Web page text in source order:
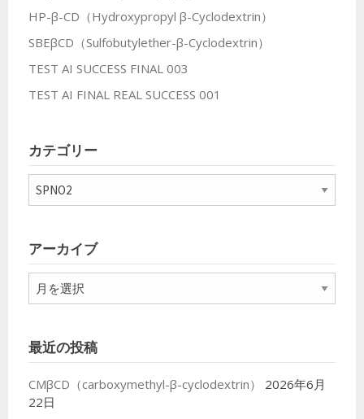
HP-β-CD（Hydroxypropyl β-Cyclodextrin）
SBEβCD（Sulfobutylether-β-Cyclodextrin）
TEST AI SUCCESS FINAL 003
TEST AI FINAL REAL SUCCESS 001
カテゴリー
カ
ー
アーカイブ
ア
ー
ブ
最近の投稿
CMβCD（carboxymethyl-β-cyclodextrin）
2026年6月
22日